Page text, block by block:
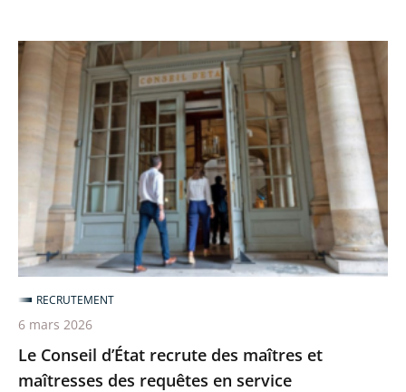
Le
Conseil
d’État
recrute
maîtres
maîtresses
des
requêtes
en
service
extraordinaire
Le Conseil d’État recrute des maîtres et
maîtresses des requêtes en service
RECRUTEMENT
6 mars 2026